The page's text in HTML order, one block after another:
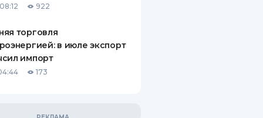
922
торговля
в июле экспорт
импорт
173